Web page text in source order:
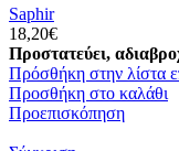
Saphir
18,20€
Προστατεύει,
Πρόσθήκη στην λίστα
Προσθήκη στο καλάθι
Προεπισκόπηση